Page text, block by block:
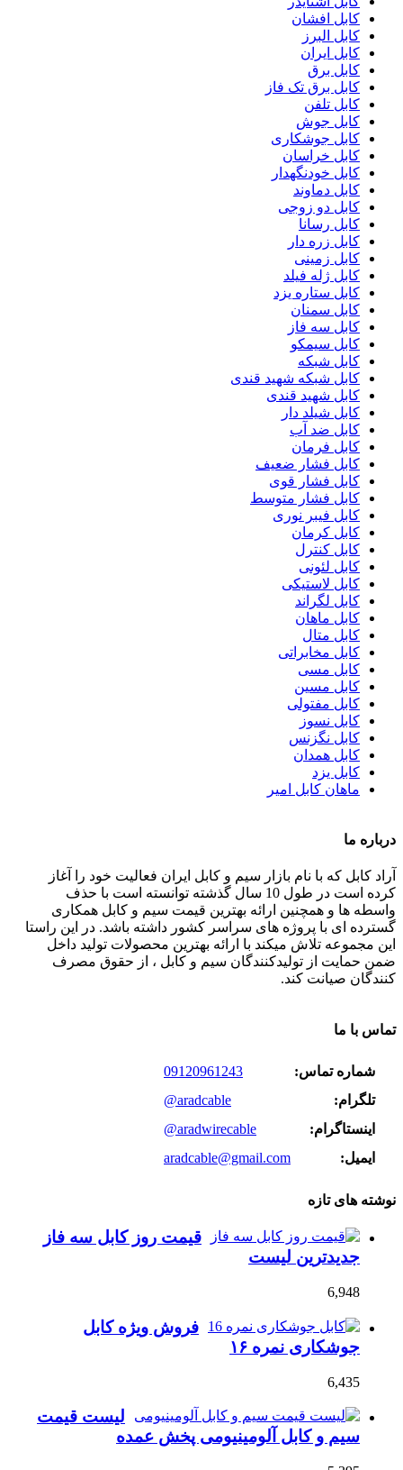
کابل افشان
کابل البرز
کابل ایران
کابل برق
کابل برق تک فاز
کابل تلفن
کابل جوش
کابل جوشکاری
کابل خراسان
کابل خودنگهدار
کابل دماوند
کابل دو زوجی
کابل رسانا
کابل زره دار
کابل زمینی
کابل ژله فیلد
کابل ستاره یزد
کابل سمنان
کابل سه فاز
کابل سیمکو
کابل شبکه
کابل شبکه شهید قندی
کابل شهید قندی
کابل شیلد دار
کابل ضد آب
کابل فرمان
کابل فشار ضعیف
کابل فشار قوی
کابل فشار متوسط
کابل فیبر نوری
کابل کرمان
کابل کنترل
کابل لئونی
کابل لاستیکی
کابل لگراند
کابل ماهان
کابل متال
کابل مخابراتی
کابل مسی
کابل مسین
کابل مفتولی
کابل نسوز
کابل نگزنس
کابل همدان
کابل یزد
ماهان کابل امیر
درباره ما
آراد کابل که با نام بازار سیم و کابل ایران فعالیت خود را آغاز
کرده است در طول 10 سال گذشته توانسته است با حذف
واسطه ها و همچنین ارائه بهترین قیمت سیم و کابل همکاری
گسترده ای با پروژه های سراسر کشور داشته باشد. در این راستا
این مجموعه تلاش میکند با ارائه بهترین محصولات تولید داخل
ضمن حمایت از تولیدکنندگان سیم و کابل ، از حقوق مصرف
کنندگان صیانت کند.
تماس با ما
شماره تماس:
09120961243
تلگرام:
@aradcable
اینستاگرام:
@aradwirecable
ایمیل:
aradcable@gmail.com
نوشته های تازه
قیمت روز کابل سه فاز
جدیدترین لیست
6,948
فروش ویژه کابل
جوشکاری نمره ۱۶
6,435
لیست قیمت
سیم و کابل آلومینیومی پخش عمده